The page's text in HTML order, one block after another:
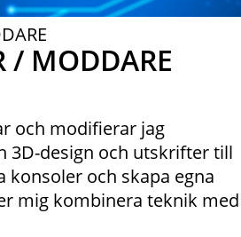
/ MODDARE
och modifierar jag
3D-design och utskrifter till
konsoler och skapa egna
mig kombinera teknik med